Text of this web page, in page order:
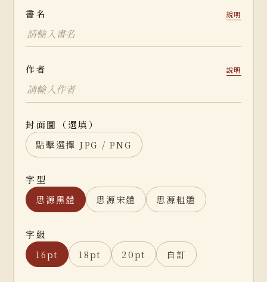
書名 說明
作者 說明
封面圖（選填）
點擊選擇 JPG / PNG
字型
思源黑體
思源宋體 思源粗體
字級
16pt
18pt 20pt 自訂